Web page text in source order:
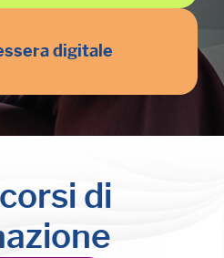
digitale
di